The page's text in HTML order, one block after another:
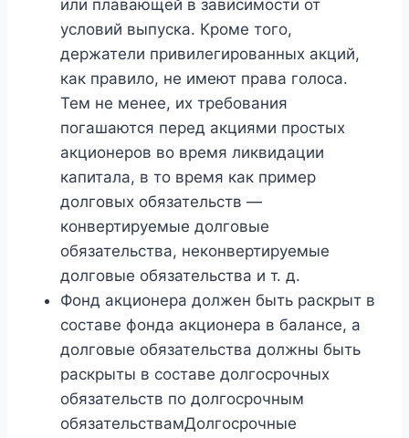
или плавающей в зависимости от
условий выпуска. Кроме того,
держатели привилегированных акций,
как правило, не имеют права голоса.
Тем не менее, их требования
погашаются перед акциями простых
акционеров во время ликвидации
капитала, в то время как пример
долговых обязательств —
конвертируемые долговые
обязательства, неконвертируемые
долговые обязательства и т. д.
Фонд акционера должен быть раскрыт в
составе фонда акционера в балансе, а
долговые обязательства должны быть
раскрыты в составе долгосрочных
обязательств по долгосрочным
обязательствамДолгосрочные